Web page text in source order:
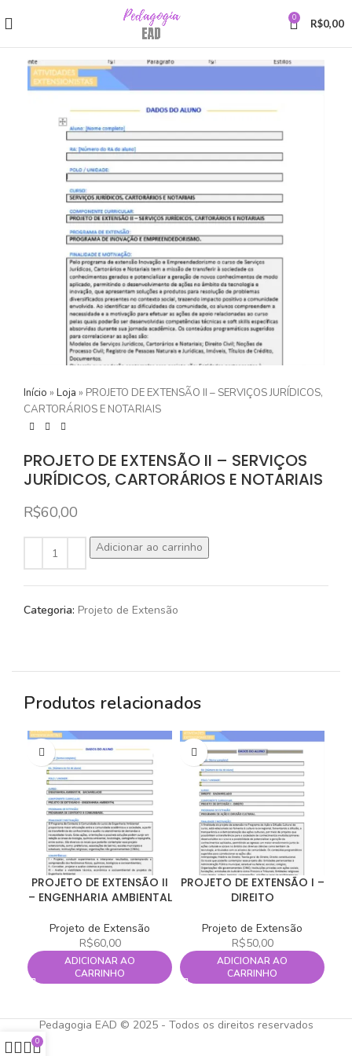
0 R$0,00
Início » Loja » PROJETO DE EXTENSÃO II – SERVIÇOS JURÍDICOS,
CARTORÁRIOS E NOTARIAIS
PROJETO DE EXTENSÃO II – SERVIÇOS
JURÍDICOS, CARTORÁRIOS E NOTARIAIS
R$60,00
Adicionar ao carrinho
Categoria: Projeto de Extensão
Produtos relacionados
PROJETO DE EXTENSÃO II
– ENGENHARIA AMBIENTAL
Projeto de Extensão
R$60,00
ADICIONAR AO
CARRINHO
PROJETO DE EXTENSÃO I –
DIREITO
Projeto de Extensão
R$50,00
ADICIONAR AO
CARRINHO
Pedagogia EAD © 2025 - Todos os direitos reservados
0